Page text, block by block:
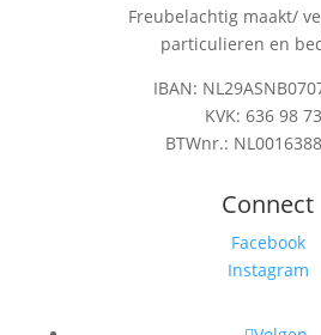
Freubelachtig maakt/
particulieren en
IBAN:
KVK: 636 98
BTWnr.:
Connect
Facebook
Instagram